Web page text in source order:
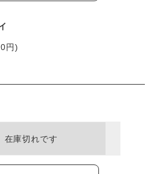
リーや、小さな器などの収納に使
りぎりまで薄く削りあげた、ごく
す。
円)
在庫切れです